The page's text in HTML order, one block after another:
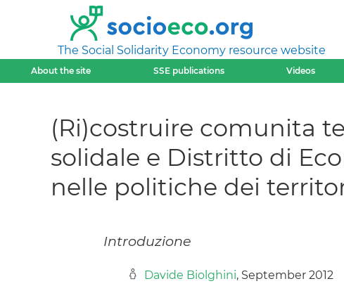
The Social Solidarity Economy resource website
About the site SSE publications Videos
(Ri)costruire comunita
solidale e Distritto di
nelle politiche dei
Introduzione
Davide Biolghini, September 2012